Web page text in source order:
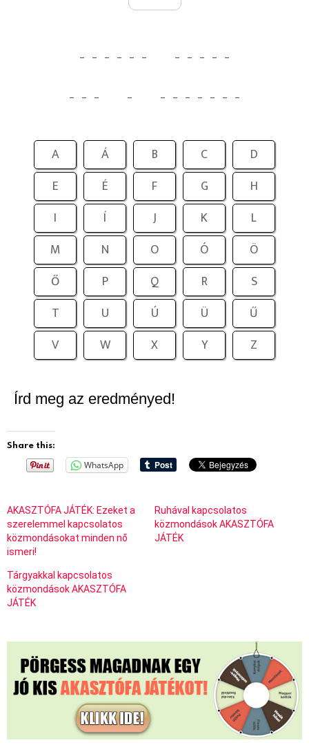
A Á B C
D
E
É F G
H
I
Í J K
L
M
N O Ó
Ö
Ő
P Q R
S
T
U Ú Ü
Ű
V
W X Y Z
Írd meg az eredményed!
Share this:
WhatsApp
AKASZTÓFA JÁTÉK: Ezeket a
szerelemmel kapcsolatos
közmondásokat minden nő
ismeri!
Ruhával kapcsolatos
közmondások AKASZTÓFA
JÁTÉK
Tárgyakkal kapcsolatos
közmondások AKASZTÓFA
JÁTÉK